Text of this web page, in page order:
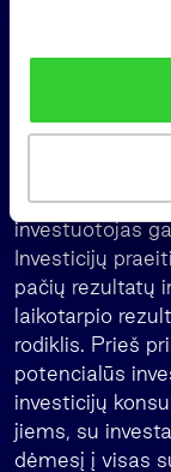
s
(oferta) pirkti
tyrimas, nes
konkrečių
tikslus,
Investuodami
susijusią
investuotojas
Investicijų
pačių rezultatų
laikotarpio
rodiklis. Prieš
potencialūs
investicijų
jiems, su
dėmesį į visas